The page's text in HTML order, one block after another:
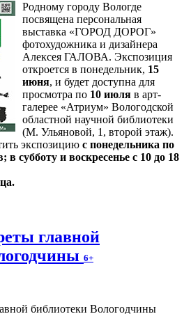
Родному городу Вологде
посвящена персональная
выставка «ГОРОД ДОРОГ»
фотохудожника и дизайнера
Алексея ГАЛОВА. Экспозиция
откроется в понедельник, 15
июня, и будет доступна для
просмотра по 10 июля в арт-
галерее «Атриум» Вологодской
областной научной библиотеки
(М. Ульяновой, 1, второй этаж).
экспозицию с понедельника по
в субботу и воскресенье с 10 до 18
главной
6+